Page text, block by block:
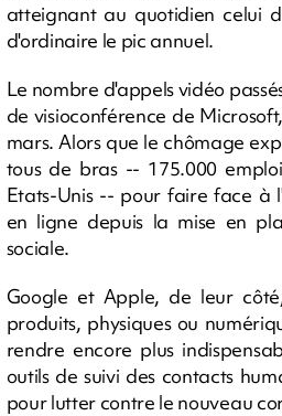
atteignant au quotidien celui
d'ordinaire le pic annuel.
Le nombre d'appels vidéo
de visioconférence de
mars. Alors que le chômage
tous de bras -- 175.000
Etats-Unis -- pour faire face à
en ligne depuis la mise en
sociale.
Google et Apple, de leur
produits, physiques ou
rendre encore plus
outils de suivi des contacts
pour lutter contre le nouveau